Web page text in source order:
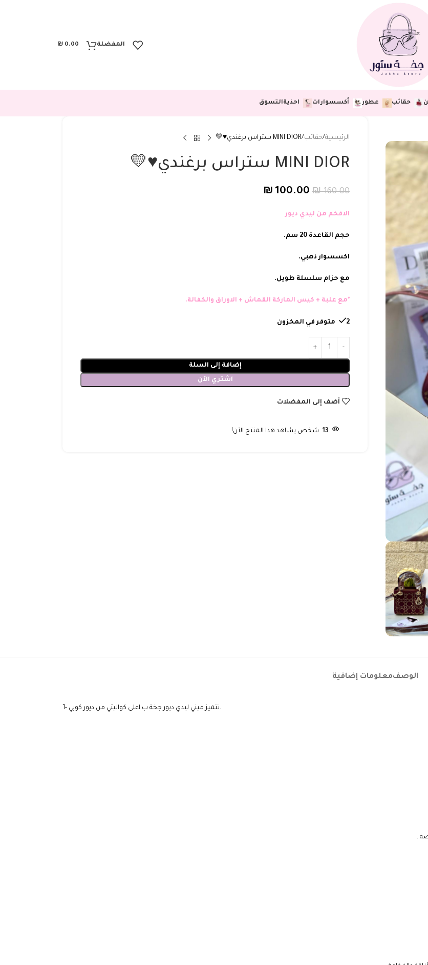
المفضلة ₪ 0.00
حقائب عطور أكسسوارات احذيةالتسوق
الرئيسية حقائب MINI DIOR ستراس برغندي♥️💛
MINI DIOR ستراس برغندي♥️💛
₪160.00
₪ 100.00
الافخم من ليدي ديور
حجم القاعدة 20 سم.
اكسسوار ذهبي.
مع حزام سلسلة طويل.
*مع علبة + كيس الماركة القماش + الاوراق والكفالة.
2 متوفر في المخزون
إضافة إلى السلة
اشتري الآن
أضف إلى المفضلات
13 شخص يشاهد هذا المنتج الآن!
الوصفمعلومات إضافية
1- تتميز ميني ليدي ديور جخة ب اعلى كواليتي من ديور كوبي.